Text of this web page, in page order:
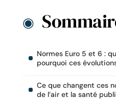
Normes Euro 5 et 6 :
pourquoi ces
Ce que changent ces
de l’air et la santé